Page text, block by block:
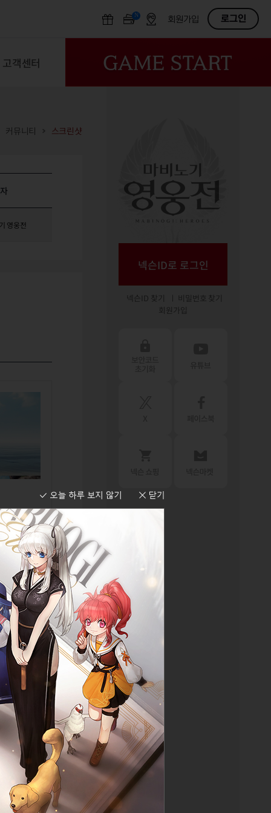
N OFF회원가입 로그인
고객센터
커뮤니티 스크린샷
영웅전
1 5
0
넥슨ID로 로그인
넥슨ID 찾기
비밀번호 찾기
회원가입